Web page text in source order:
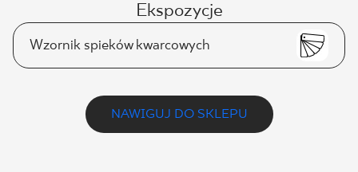
Ekspozycje
Wzornik spieków kwarcowych
NAWIGUJ DO SKLEPU